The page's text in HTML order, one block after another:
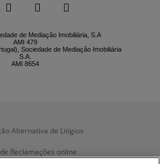
de Mediação Imobiliária, S.A
AMI 479
Sociedade de Mediação Imobiliária
S.A.
AMI 8654
  
Alternativa de Litígios
Reclamações online